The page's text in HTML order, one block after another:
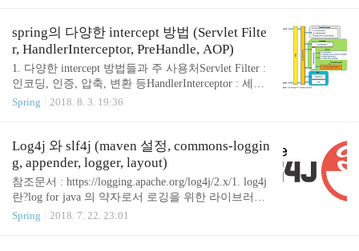
는 프레임워크이다. 만약 스프링시큐리티를 사용하
지 않았다면, 자체적으로 세션을 체크하고 redirect 등
을 해야할 것이다. 스프링 시큐리티는 보안과 관련해
서 체계적으로 많은 옵션들로 이를 지원해준다. sprin
g security는 filter 기반으로 동작하기 때문에 spring M
VC 와 분리되어 관리 및 동작..
spring의 다양한 intercept 방법 (Servlet Filte
r, HandlerInterceptor, PreHandle, AOP)
1. 다양한 intercept 방법들과 주 사용처Servlet Filter :
인코딩, 인증, 압축, 변환 등HandlerInterceptor : 세션,
쿠키, 검증 등AOP : 비즈니스단 로깅, 트랜잭션, 에러
청을 처리J2EE 스펙spring과 무관HandlerInterceptor :
Dispatcher Servlet의 뒤의 Handler 영역에서 요청을 처
리org.springframework.web.servlet.handler 패키지가
제공흐름 정리 : Request -> Servlet Filter -> Dispatcher
Servlet..
Spring 2018. 8. 3. 19:36
Log4j 와 slf4j (maven 설정, commons-loggin
g, appender, logger, layout)
참조문서 : https://logging.apache.org/log4j/2.x/1. log4j
란?log for java 의 약자로서 로깅을 위한 라이브러리
이다. 로깅 라이브러리를 별도로 사용하지 않는다면,
Spring 2018. 7. 22. 23:01